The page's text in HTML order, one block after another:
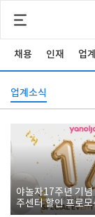
채용 인재 업
업계소식
야놀자17주년 기
주센터 할인 프로